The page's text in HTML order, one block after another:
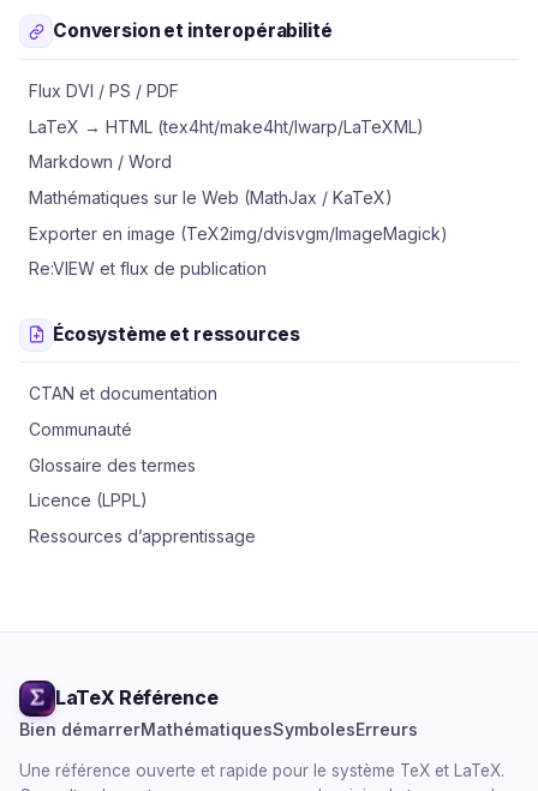
Conversion et interopérabilité
Flux DVI / PS / PDF
LaTeX → HTML (tex4ht/make4ht/lwarp/LaTeXML)
Markdown / Word
Mathématiques sur le Web (MathJax / KaTeX)
Exporter en image (TeX2img/dvisvgm/ImageMagick)
Re:VIEW et flux de publication
Écosystème et ressources
CTAN et documentation
Communauté
Glossaire des termes
Licence (LPPL)
Ressources d’apprentissage
LaTeX Référence
Bien démarrerMathématiquesSymbolesErreurs
Une référence ouverte et rapide pour le système TeX et LaTeX.